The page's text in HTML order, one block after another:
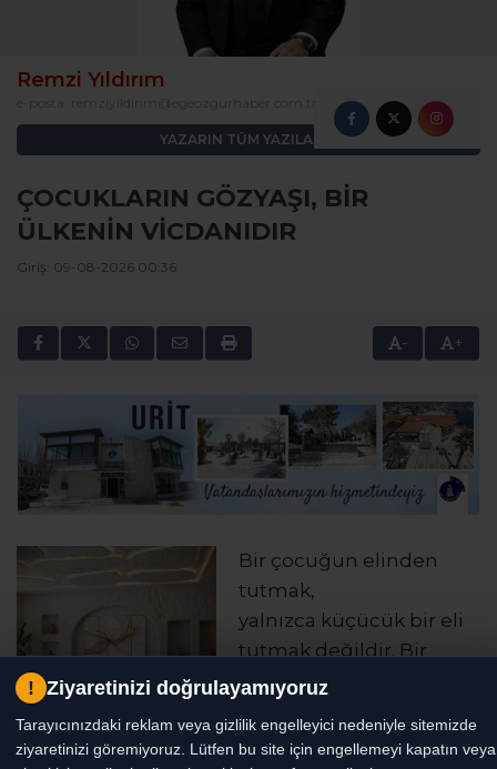
Remzi Yıldırım
YAZARIN TÜM YAZILARI
ÇOCUKLARIN GÖZYAŞI, BİR
ÜLKENİN VİCDANIDIR
Giriş: 09-08-2026 00:36
- +
Bir çocuğun elinden
tutmak,
yalnızca küçücük bir eli
tutmak değildir. Bir
ömrün karanlığa
engellemektir.
! Ziyaretinizi doğrulayamıyoruz
Tarayıcınızdaki reklam veya gizlilik engelleyici nedeniyle sitemizde
ziyaretinizi göremiyoruz. Lütfen bu site için engellemeyi kapatın veya